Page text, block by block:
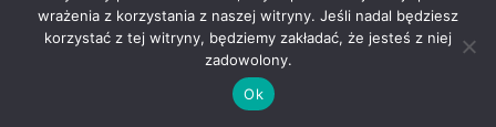
kiedy dokładnie pojawią się wpływy z kontraktu.
Pożyczka dla firmy realizującej zamówienia publiczne ma
sens wtedy, gdy jest dopasowana do tempa prac, a nie
do ogólnego wyobrażenia o zleceniu. Dobrze dobrany
bufor daje Ci spokój, a nie dodatkowy chaos.”
wrażenia z korzystania z naszej witryny. Jeśli nadal będziesz
korzystać z tej witryny, będziemy zakładać, że jesteś z niej
zadowolony.
Ok